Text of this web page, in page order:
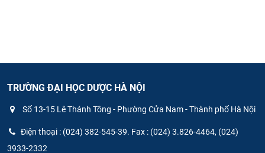
TRƯỜNG ĐẠI HỌC DƯỢC HÀ NỘI
Số 13-15 Lê Thánh Tông - Phường Cửa Nam - Thành phố Hà Nội
Điện thoại : (024) 382-545-39. Fax : (024) 3.826-4464, (024)
3933-2332